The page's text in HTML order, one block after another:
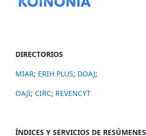
DIRECTORIOS
MIAR; ERIH PLUS; DOAJ;
OAJI; CIRC; REVENCYT
ÍNDICES Y SERVICIOS DE RESÚMENES